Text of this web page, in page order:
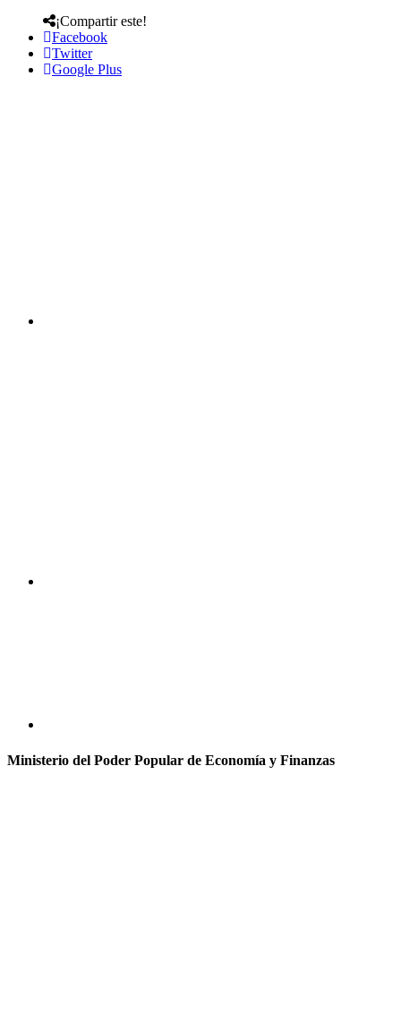
¡Compartir este!
Facebook
Twitter
Google Plus
Ministerio del Poder Popular de Economía y Finanzas